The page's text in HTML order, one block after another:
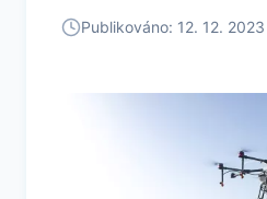
Publikováno: 12. 12. 2023